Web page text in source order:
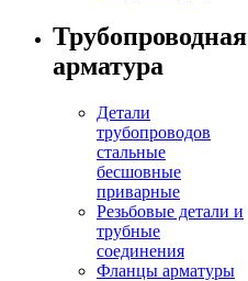
Трубопроводная
арматура
Детали
трубопроводов
стальные
бесшовные
приварные
Резьбовые детали и
трубные
соединения
Фланцы арматуры